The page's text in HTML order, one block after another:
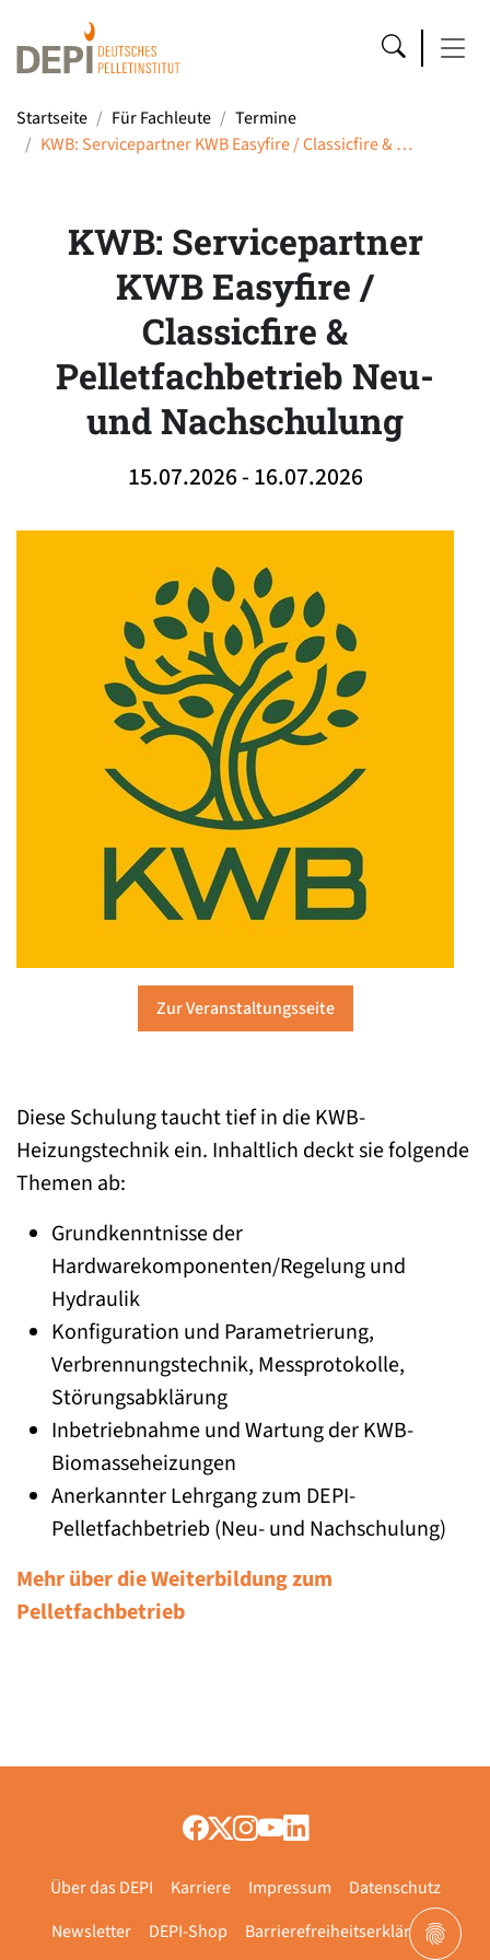
Startseite Für Fachleute
Termine
KWB: Servicepartner KWB Easyfire / Classicfire & …
KWB: Servicepartner
KWB Easyfire /
Classicfire &
Pelletfachbetrieb Neu-
und Nachschulung
15.07.2026 - 16.07.2026
Zur Veranstaltungsseite
​Diese Schulung taucht tief in die KWB-
Heizungstechnik ein. Inhaltlich deckt sie folgende
Themen ab:
Grundkenntnisse der
Hardwarekomponenten/Regelung und
Hydraulik
Konfiguration und Parametrierung,
Verbrennungstechnik, Messprotokolle,
Störungsabklärung
Inbetriebnahme und Wartung der KWB-
Biomasseheizungen
Anerkannter Lehrgang zum DEPI-
Pelletfachbetrieb (Neu- und Nachschulung)
Mehr über die Weiterbildung zum
Pelletfachbetrieb
Über das DEPI Karriere Impressum
Datenschutz
Newsletter
DEPI-Shop Barrierefreiheitserklärung